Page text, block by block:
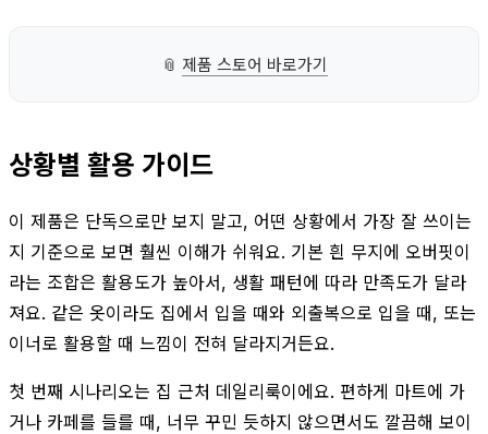
📎 제품 스토어 바로가기
상황별 활용 가이드
이 제품은 단독으로만 보지 말고, 어떤 상황에서 가장 잘 쓰이는
지 기준으로 보면 훨씬 이해가 쉬워요. 기본 흰 무지에 오버핏이
라는 조합은 활용도가 높아서, 생활 패턴에 따라 만족도가 달라
져요. 같은 옷이라도 집에서 입을 때와 외출복으로 입을 때, 또는
이너로 활용할 때 느낌이 전혀 달라지거든요.
첫 번째 시나리오는 집 근처 데일리룩이에요. 편하게 마트에 가
거나 카페를 들를 때, 너무 꾸민 듯하지 않으면서도 깔끔해 보이